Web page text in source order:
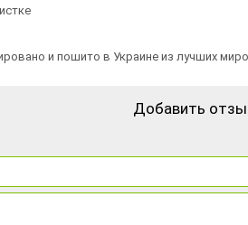
и пошито в Украине из лучших
Добавить